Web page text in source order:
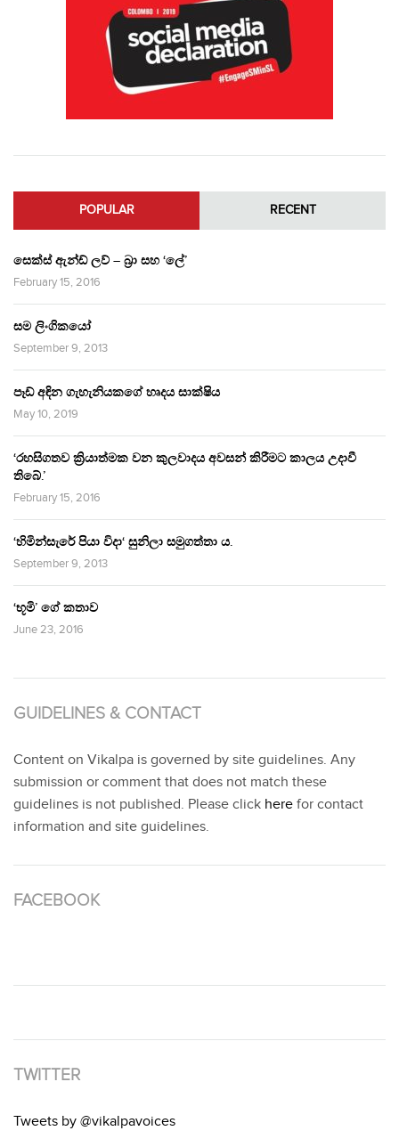
POPULAR RECENT
සෙක්ස් ඇන්ඩ් ලව් – බ්‍රා සහ ‘ලේ’
February 15, 2016
සම ලිංගිකයෝ
September 9, 2013
පෑඩ් අඳින ගැහැනියකගේ හෘදය සාක්ෂිය
May 10, 2019
‘රහසිගතව ක්‍රියාත්මක වන කුලවාදය අවසන් කිරීමට කාලය උදාවී
තිබේ.’
February 15, 2016
‘හිමින්සැරේ පියා විදා‘ සුනිලා සමුගත්තා ය.
September 9, 2013
‘භූමි’ ගේ කතාව
June 23, 2016
GUIDELINES & CONTACT
Content on Vikalpa is governed by site guidelines. Any
submission or comment that does not match these
guidelines is not published. Please click here for contact
information and site guidelines.
FACEBOOK
TWITTER
Tweets by @vikalpavoices